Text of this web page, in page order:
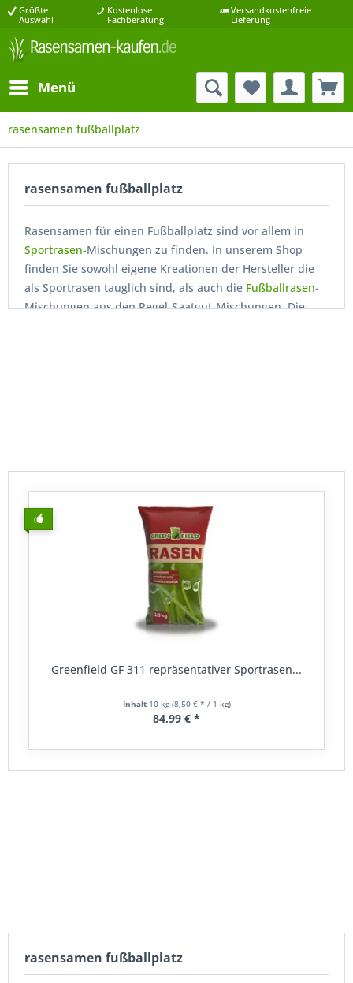
Größte
Auswahl
Kostenlose
Fachberatung
Versandkostenfreie
Lieferung
Menü
rasensamen fußballplatz
rasensamen fußballplatz
Rasensamen für einen Fußballplatz sind vor allem in
Sportrasen-Mischungen zu finden. In unserem Shop
finden Sie sowohl eigene Kreationen der Hersteller die
als Sportrasen tauglich sind, als auch die Fußballrasen-
Mischungen aus den Regel-Saatgut-Mischungen. Die
Greenfield GF 311 repräsentativer Sportrasen...
Inhalt 10 kg(8,50 € * / 1 kg)
84,99 € *
rasensamen fußballplatz